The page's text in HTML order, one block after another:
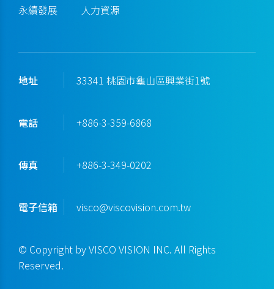
永續發展 人力資源
地址 33341 桃園市龜山區興業街1號
電話 +886-3-359-6868
傳真 +886-3-349-0202
電子信箱 visco@viscovision.com.tw
© Copyright by VISCO VISION INC. All Rights
Reserved.